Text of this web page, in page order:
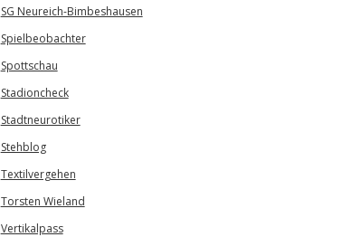
SG Neureich-Bimbeshausen
Spielbeobachter
Spottschau
Stadioncheck
Stadtneurotiker
Stehblog
Textilvergehen
Torsten Wieland
Vertikalpass